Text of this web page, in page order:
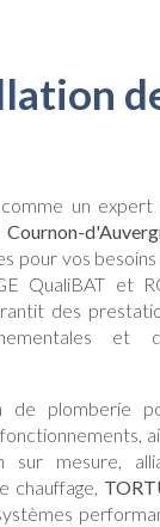
un expert
pour vos besoins
QualiBAT et
des
et
de plomberie
mesure,
chauffage,